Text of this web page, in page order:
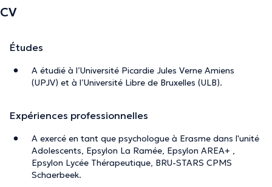
J’adapte ma pratique thérapeutique à la personne que je
reçois, adolescent ou adulte.
Avec la volonté de rendre les soins accessibles à tous, les
peuvent être aménagés.
Avenue des Arts, au troisième étage (ascenseurs).
La description a été éditée par l'équipe de Doctoranytime et se base sur des
informations vérifiées.
CV
Études
A étudié à l’Université Picardie Jules Verne Amiens
(UPJV) et à l’Université Libre de Bruxelles (ULB).
Expériences professionnelles
A exercé en tant que psychologue à Erasme dans l'unité
Adolescents, Epsylon La Ramée, Epsylon AREA+ ,
Epsylon Lycée Thérapeutique, BRU-STARS CPMS
Schaerbeek.